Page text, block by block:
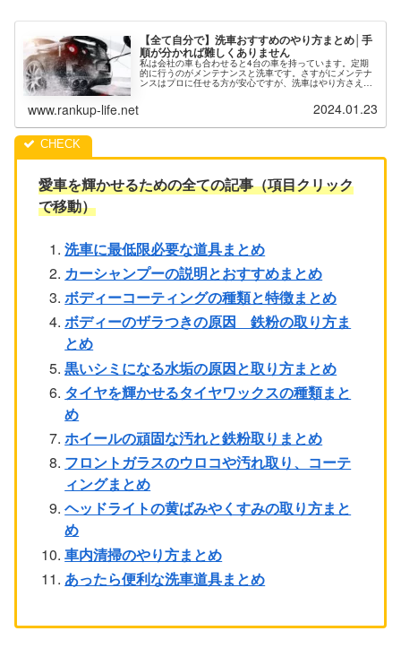
【全て自分で】洗車おすすめのやり方まとめ│手
順が分かれば難しくありません
私は会社の車も合わせると4台の車を持っています。定期
的に行うのがメンテナンスと洗車です。さすがにメンテナ
ンスはプロに任せる方が安心ですが、洗車はやり方さえ理
解すれば自分でできます。この記事では、ポイントを押さ
www.rankup-life.net 2024.01.23
愛車を輝かせるための全ての記事（項目クリック
で移動）
洗車に最低限必要な道具まとめ
カーシャンプーの説明とおすすめまとめ
ボディーコーティングの種類と特徴まとめ
ボディーのザラつきの原因 鉄粉の取り方ま
とめ
黒いシミになる水垢の原因と取り方まとめ
タイヤを輝かせるタイヤワックスの種類まと
め
ホイールの頑固な汚れと鉄粉取りまとめ
フロントガラスのウロコや汚れ取り、コーテ
ィングまとめ
ヘッドライトの黄ばみやくすみの取り方まと
め
車内清掃のやり方まとめ
あったら便利な洗車道具まとめ